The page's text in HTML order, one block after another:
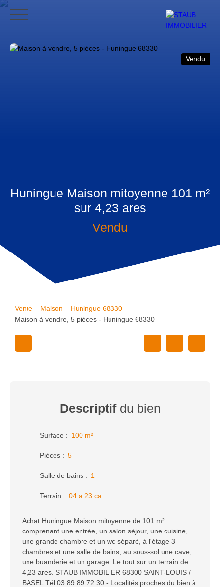
ACCUEIL ACHETER VENDRE NOS AVIS
Vendu
Huningue Maison mitoyenne 101 m²
sur 4,23 ares
Vendu
Vente Maison
Huningue 68330
Maison à vendre, 5 pièces - Huningue 68330
Descriptifdu bien
Surface : 100 m²
Pièces : 5
Salle de bains : 1
Terrain : 04 a 23 ca
Achat Huningue Maison mitoyenne de 101 m²
comprenant une entrée, un salon séjour, une cuisine,
une grande chambre et un wc séparé, à l'étage 3
chambres et une salle de bains, au sous-sol une cave,
une buanderie et un garage. Le tout sur un terrain de
4,23 ares. STAUB IMMOBILIER 68300 SAINT-LOUIS /
BASEL Tél 03 89 89 72 30 - Localités proches du bien à